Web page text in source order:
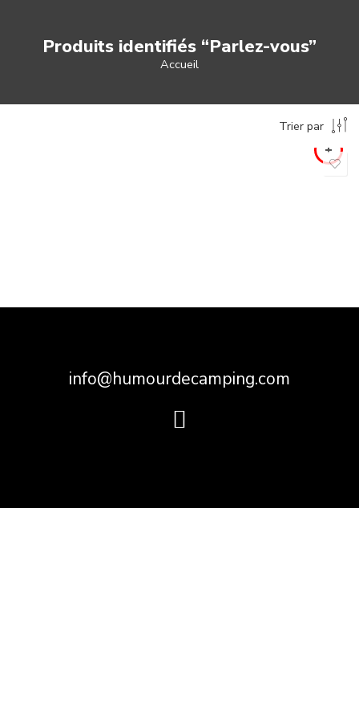
Produits identifiés “Parlez-vous”
Accueil
Trier par
info@humourdecamping.com